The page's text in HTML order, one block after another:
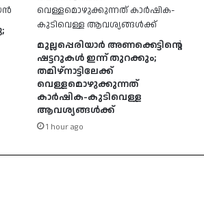
മുല്ലപ്പെരിയാർ അണക്കെട്ടിന്റെ
ഷട്ടറുകൾ ഇന്ന് തുറക്കും;
തമിഴ്‌നാട്ടിലേക്ക്
വെള്ളമൊഴുക്കുന്നത്
കാർഷിക-കുടിവെള്ള
ആവശ്യങ്ങൾക്ക്
1 hour ago